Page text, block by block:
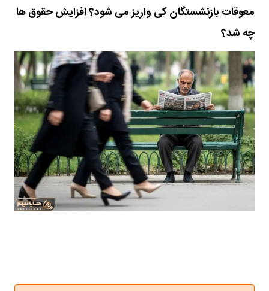
معوقات بازنشستگان کی واریز می شود؟ افزایش حقوق ها
چه شد؟